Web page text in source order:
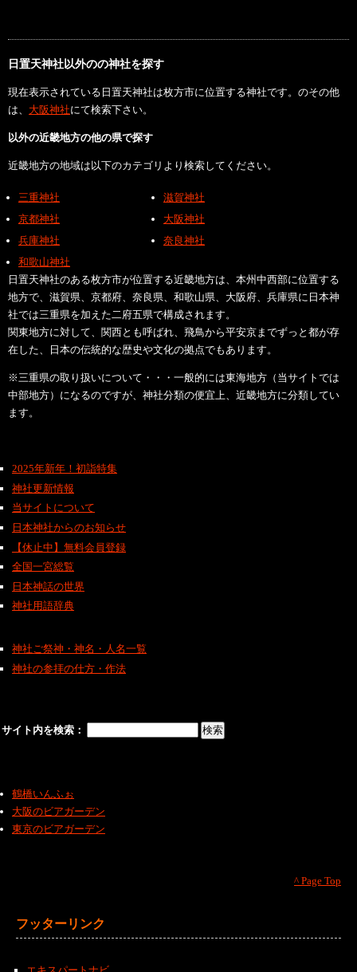
日置天神社以外のの神社を探す
現在表示されている日置天神社は枚方市に位置する神社です。のその他
は、 大阪神社にて検索下さい。
以外の近畿地方の他の県で探す
近畿地方の地域は以下のカテゴリより検索してください。
三重神社
滋賀神社
京都神社
大阪神社
兵庫神社
奈良神社
和歌山神社
日置天神社のある枚方市が位置する近畿地方は、本州中西部に位置する
地方で、滋賀県、京都府、奈良県、和歌山県、大阪府、兵庫県に日本神
社では三重県を加えた二府五県で構成されます。
関東地方に対して、関西とも呼ばれ、飛鳥から平安京までずっと都が存
在した、日本の伝統的な歴史や文化の拠点でもあります。
※三重県の取り扱いについて・・・一般的には東海地方（当サイトでは
中部地方）になるのですが、神社分類の便宜上、近畿地方に分類してい
ます。
2025年新年！初詣特集
神社更新情報
当サイトについて
日本神社からのお知らせ
【休止中】無料会員登録
全国一宮総覧
日本神話の世界
神社用語辞典
神社ご祭神・神名・人名一覧
神社の参拝の仕方・作法
サイト内を検索：
鶴橋いんふぉ
大阪のビアガーデン
東京のビアガーデン
^ Page Top
フッターリンク